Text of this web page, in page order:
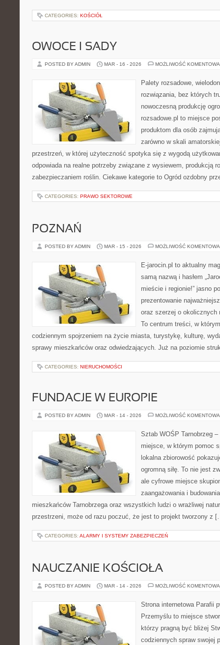
CATEGORIES: KOŚCIÓŁ
OWOCE I SADY
POSTED BY ADMIN MAR - 16 - 2026 MOŻLIWOŚĆ
Palety rozsadowe,
rozwiązania, bez których
nowoczesną produkcję
rozsadowe.pl to miejsce
produktom dla osób
zarówno w skali
przestrzeń, w której użyteczność spotyka się z wygodą
odpowiada na realne potrzeby związane z wysiewem, produkcją
zabezpieczaniem roślin. Ciekawe kategorie to Ogród ozdobny
CATEGORIES: PRAWO SEKTOROWE
POZNAŃ
POSTED BY ADMIN MAR - 15 - 2026 MOŻLIWOŚĆ
E-jarocin.pl to aktualny
samą nazwą i hasłem
mieście i regionie!” jasno
prezentowanie
oraz szerzej o okolicznych
To centrum treści, w
codziennym spojrzeniem na życie miasta, turystykę, kulturę,
sprawy mieszkańców oraz odwiedzających. Już na poziomie
CATEGORIES: NIERUCHOMOŚCI
FUNDACJE W EUROPIE
POSTED BY ADMIN MAR - 14 - 2026 MOŻLIWOŚĆ
Sztab WOŚP Tarnobrzeg
miejsce, w którym pomoc
lokalna zbiorowość
ogromną siłę. To nie jest
ale cyfrowe miejsce
zaangażowania i
mieszkańców Tarnobrzega oraz wszystkich ludzi o wrażliwej
przestrzeni, może od razu poczuć, że jest to projekt tworzony z
CATEGORIES: ALARMY I SYSTEMY ZABEZPIECZEŃ
NAUCZANIE KOŚCIOŁA
POSTED BY ADMIN MAR - 14 - 2026 MOŻLIWOŚĆ
Strona internetowa Parafii
Przemyślu to miejsce
którzy pragną być bliżej
codziennych spraw swojej